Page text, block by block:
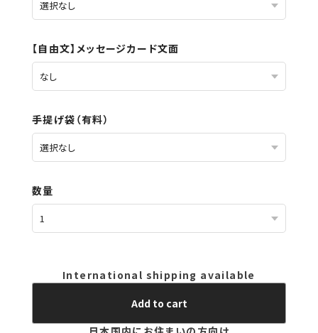
【自由文】メッセージカード文面
手提げ袋（有料）
数量
International shipping available
Add to cart